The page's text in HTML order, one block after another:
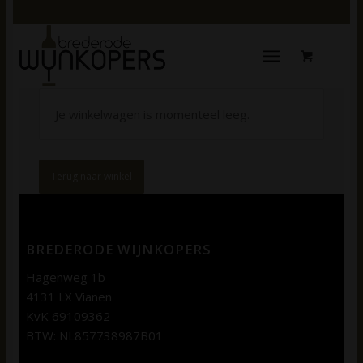
BREDERODE WIJNKOPERS
Hagenweg 1b
4131 LX Vianen
KvK 69109362
BTW: NL857738987B01